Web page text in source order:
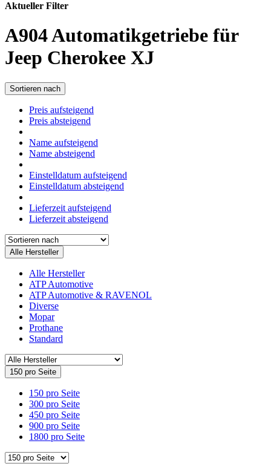
Aktueller Filter
A904 Automatikgetriebe für
Jeep Cherokee XJ
Sortieren nach
Preis aufsteigend
Preis absteigend
Name aufsteigend
Name absteigend
Einstelldatum aufsteigend
Einstelldatum absteigend
Lieferzeit aufsteigend
Lieferzeit absteigend
Alle Hersteller
Alle Hersteller
ATP Automotive
ATP Automotive & RAVENOL
Diverse
Mopar
Prothane
Standard
150 pro Seite
150 pro Seite
300 pro Seite
450 pro Seite
900 pro Seite
1800 pro Seite